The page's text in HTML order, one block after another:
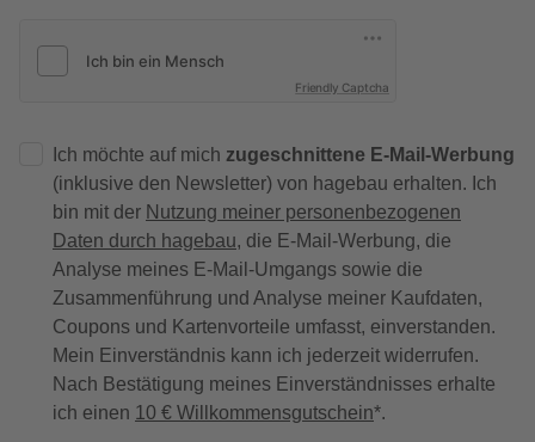
Friendly Captcha
Ich möchte auf mich zugeschnittene E-Mail-Werbung
(inklusive den Newsletter) von hagebau erhalten. Ich
bin mit der Nutzung meiner personenbezogenen
Daten durch hagebau, die E-Mail-Werbung, die
Analyse meines E-Mail-Umgangs sowie die
Zusammenführung und Analyse meiner Kaufdaten,
Coupons und Kartenvorteile umfasst, einverstanden.
Mein Einverständnis kann ich jederzeit widerrufen.
Nach Bestätigung meines Einverständnisses erhalte
ich einen 10 € Willkommensgutschein*.